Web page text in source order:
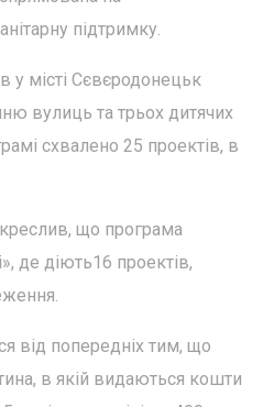
підтримку.
у місті Сєвєродонецьк
вулиць та трьох дитячих
схвалено 25 проектів, в
що програма
де діють16 проектів,
від попередніх тим, що
в якій видаються кошти